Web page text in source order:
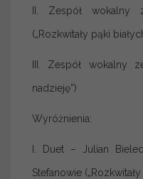
II. Zespół
(„Rozkwitały pąki
III. Zespół wokalny
nadzieję”)
Wyróżnienia:
I. Duet – Julian
Stefanowie